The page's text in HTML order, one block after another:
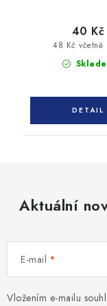
48 Kč včetně
40 Kč
Aktuální
E-mail
Vložením e-mailu